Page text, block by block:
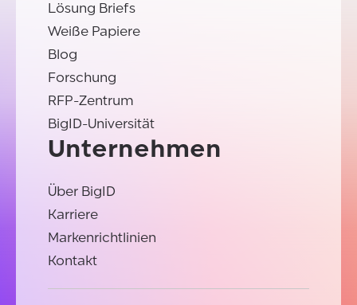
Lösung Briefs
Weiße Papiere
Blog
Forschung
RFP-Zentrum
BigID-Universität
Unternehmen
Über BigID
Karriere
Markenrichtlinien
Kontakt